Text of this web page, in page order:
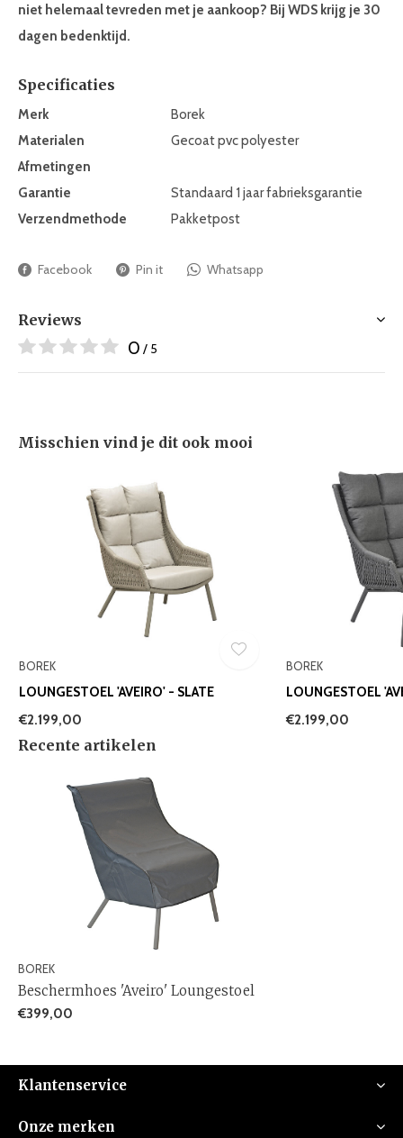
niet helemaal tevreden met je aankoop? Bij WDS krijg je 30
dagen bedenktijd.
Specificaties
Merk
Borek
Materialen
Gecoat pvc polyester
Afmetingen
Garantie
Standaard 1 jaar fabrieksgarantie
Verzendmethode
Pakketpost
Facebook Pin it Whatsapp
Reviews
0 / 5
Misschien vind je dit ook mooi
BOREK
LOUNGESTOEL 'AVEIRO' - SLATE
€2.199,00
BOREK
LOUNGESTOEL
€2.199,00
Recente artikelen
BOREK
Beschermhoes 'Aveiro' Loungestoel
€399,00
Klantenservice
Onze merken